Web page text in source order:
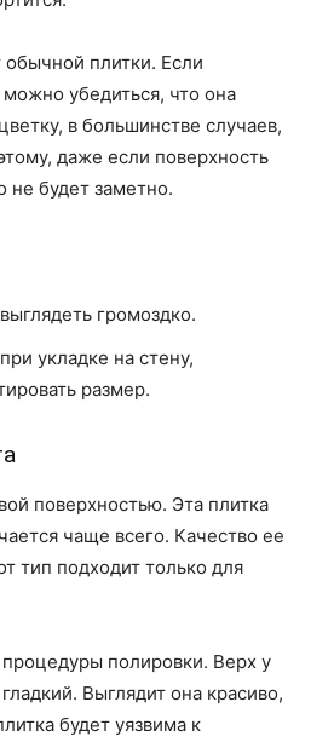
обычной плитки. Если
убедиться, что она
в большинстве случаев,
даже если поверхность
не будет заметно.
громоздко.
укладке на стену,
размер.
поверхностью. Эта плитка
чаще всего. Качество ее
тип подходит только для
полировки. Верх у
Выглядит она красиво,
будет уязвима к